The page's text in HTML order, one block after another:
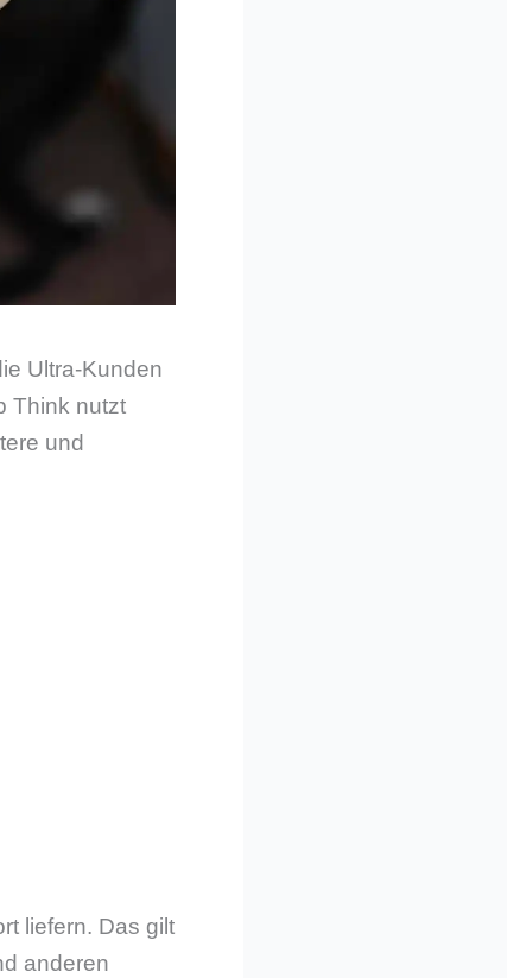
Ultra-Kunden
Think nutzt
und
liefern. Das gilt
anderen